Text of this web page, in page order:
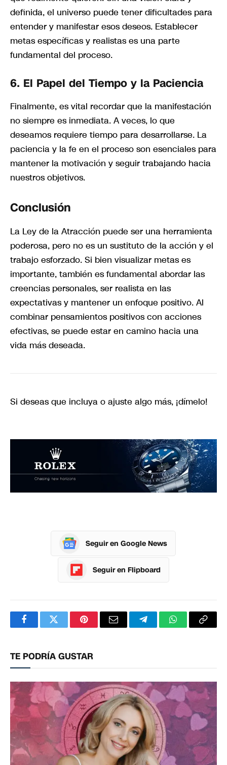
definida, el universo puede tener dificultades para
entender y manifestar esos deseos. Establecer
metas específicas y realistas es una parte
fundamental del proceso.
6. El Papel del Tiempo y la Paciencia
Finalmente, es vital recordar que la manifestación
no siempre es inmediata. A veces, lo que
deseamos requiere tiempo para desarrollarse. La
paciencia y la fe en el proceso son esenciales para
mantener la motivación y seguir trabajando hacia
nuestros objetivos.
Conclusión
La Ley de la Atracción puede ser una herramienta
poderosa, pero no es un sustituto de la acción y el
trabajo esforzado. Si bien visualizar metas es
importante, también es fundamental abordar las
creencias personales, ser realista en las
expectativas y mantener un enfoque positivo. Al
combinar pensamientos positivos con acciones
efectivas, se puede estar en camino hacia una
vida más deseada.
Si deseas que incluya o ajuste algo más, ¡dímelo!
Seguir en Google News
Seguir en Flipboard
FacebookTwitterPinterestCorreoTelegramWhatsApp
TE PODRÍA GUSTAR